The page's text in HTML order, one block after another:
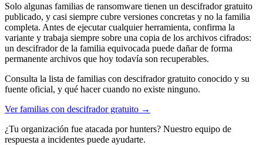
Solo algunas familias de ransomware tienen un descifrador gratuito
publicado, y casi siempre cubre versiones concretas y no la familia
completa. Antes de ejecutar cualquier herramienta, confirma la
variante y trabaja siempre sobre una copia de los archivos cifrados:
un descifrador de la familia equivocada puede dañar de forma
permanente archivos que hoy todavía son recuperables.
Consulta la lista de familias con descifrador gratuito conocido y su
fuente oficial, y qué hacer cuando no existe ninguno.
Ver familias con descifrador gratuito →
¿Tu organización fue atacada porhunters? Nuestro equipo de
respuesta a incidentes puede ayudarte.